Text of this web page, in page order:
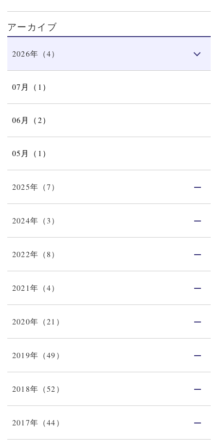
アーカイブ
2026年（4）
07月（1）
06月（2）
05月（1）
2025年（7）
2024年（3）
2022年（8）
2021年（4）
2020年（21）
2019年（49）
2018年（52）
2017年（44）